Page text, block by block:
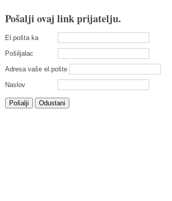
Pošalji ovaj link prijatelju.
El.pošta ka
Pošiljalac
Adresa vaše el.pošte
Naslov
Pošalji Odustani